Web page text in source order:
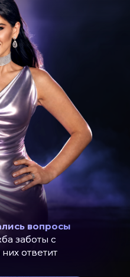
вопросы
заботы с
ответит